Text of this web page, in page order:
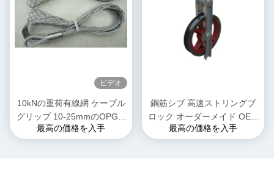
ビデオ
10kNの重荷有線網 ケーブル
グリップ 10-25mmのOPGW
ケーブルに 2mの長さ
最高の価格を入手
鋼筋シブ 高速ストリングブ
ロック オーダーメイド OEM
タイム ワイヤーロープ ケー
最高の価格を入手